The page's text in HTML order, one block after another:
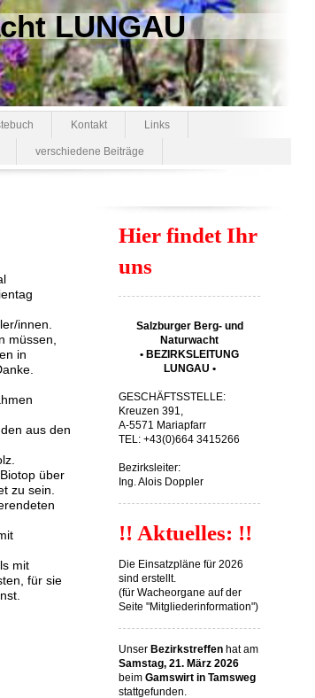
LUNGAU
Kontakt Links
verschiedene Beiträge
innen.
müssen,
in
aus den
über
zu sein.
mit
für sie
Hier findet Ihr
uns
Salzburger Berg- und
Naturwacht
• BEZIRKSLEITUNG
LUNGAU •
GESCHÄFTSSTELLE:
Kreuzen 391,
A-5571 Mariapfarr
TEL: +43(0)664 3415266
Bezirksleiter:
Ing. Alois Doppler
!! Aktuelles: !!
Die Einsatzpläne für 2026
sind erstellt.
(für Wacheorgane auf der
Seite "Mitgliederinformation")
Unser Bezirkstreffen hat am
Samstag, 21. März 2026
beim Gamswirt in Tamsweg
stattgefunden.